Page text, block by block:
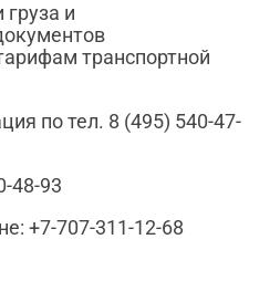
и
транспортной
по тел. 8 (495) 540-47-
48-93
+7-707-311-12-68